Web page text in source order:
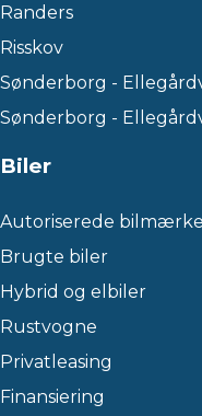
Randers
Risskov
Sønderborg -
Sønderborg -
Biler
Autoriserede
Brugte biler
Hybrid og elbiler
Rustvogne
Privatleasing
Finansiering